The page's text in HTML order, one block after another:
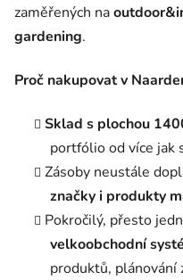
zaměřených na
gardening.
Proč nakupovat v
Sklad s plochou
portfólio od více jak
Zásoby neustále
značky i produkty
Pokročilý, přesto
velkoobchodní
produktů, plánování